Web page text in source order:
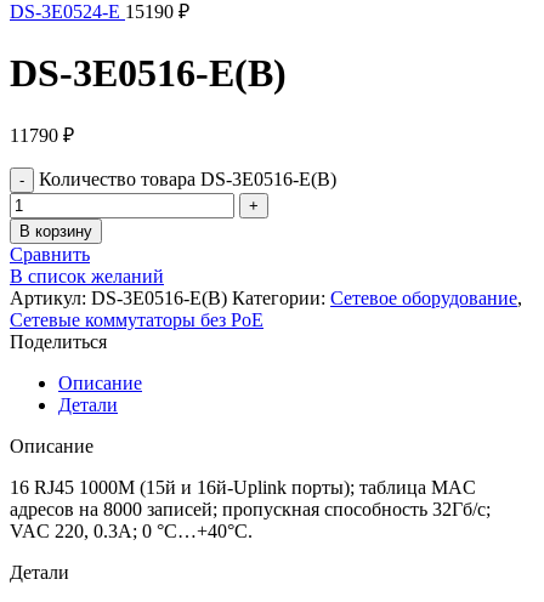
DS-3E0524-E 15190 ₽
DS-3E0516-E(B)
11790 ₽
Количество товара DS-3E0516-E(B)
В корзину
Сравнить
В список желаний
Артикул: DS-3E0516-E(B) Категории: Сетевое оборудование,
Сетевые коммутаторы без PoE
Поделиться
Описание
Детали
Описание
16 RJ45 1000M (15й и 16й-Uplink порты); таблица MAC
адресов на 8000 записей; пропускная способность 32Гб/с;
VAC 220, 0.3A; 0 °C…+40°C.
Детали